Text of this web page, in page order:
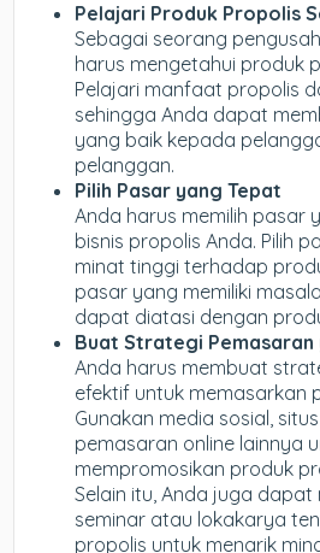
Pelajari Produk Propolis
Sebagai seorang
harus mengetahui produk
Pelajari manfaat propolis
sehingga Anda dapat
yang baik kepada
pelanggan.
Pilih Pasar yang Tepat
Anda harus memilih pasar
bisnis propolis Anda. Pilih
minat tinggi terhadap
pasar yang memiliki
dapat diatasi dengan
Buat Strategi
Anda harus membuat
efektif untuk memasarkan
Gunakan media sosial,
pemasaran online lainnya
mempromosikan produk
Selain itu, Anda juga
seminar atau lokakarya
propolis untuk menarik